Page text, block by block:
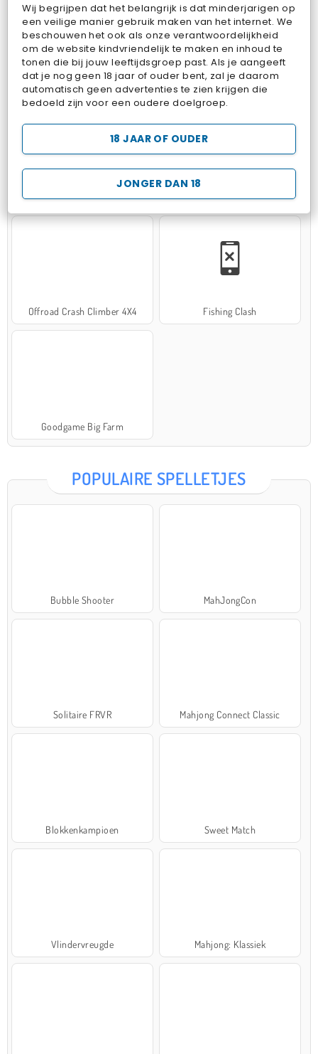
Wij begrijpen dat het belangrijk is dat minderjarigen op
een veilige manier gebruik maken van het internet. We
beschouwen het ook als onze verantwoordelijkheid
om de website kindvriendelijk te maken en inhoud te
tonen die bij jouw leeftijdsgroep past. Als je aangeeft
dat je nog geen 18 jaar of ouder bent, zal je daarom
automatisch geen advertenties te zien krijgen die
bedoeld zijn voor een oudere doelgroep.
JONGER DAN 18
18 JAAR OF OUDER
Pop Fruit Bubbits
Hospital Surgeon Doctor Game Potion Sort
Offroad Crash Climber 4X4 Fishing Clash
Goodgame Big Farm
POPULAIRE SPELLETJES
Bubble Shooter MahJongCon
Solitaire FRVR Mahjong Connect Classic
Blokkenkampioen Sweet Match
Vlindervreugde Mahjong: Klassiek